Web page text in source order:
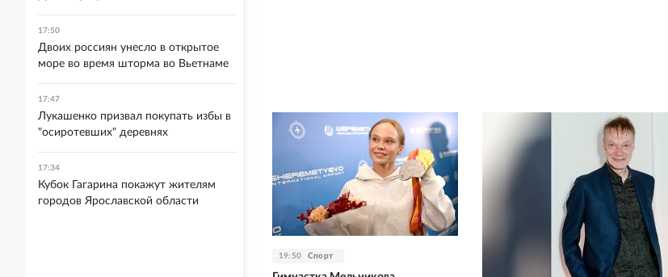
19:50 Спорт
17:50
Двоих россиян унесло в открытое
море во время шторма во Вьетнаме
17:47
Лукашенко призвал покупать избы в
"осиротевших" деревнях
17:34
Кубок Гагарина покажут жителям
городов Ярославской области